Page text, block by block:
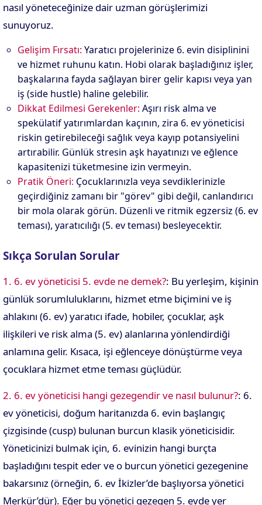
nasıl yöneteceğinize dair uzman görüşlerimizi
sunuyoruz.
Gelişim Fırsatı: Yaratıcı projelerinize 6. evin disiplinini
ve hizmet ruhunu katın. Hobi olarak başladığınız işler,
başkalarına fayda sağlayan birer gelir kapısı veya yan
iş (side hustle) haline gelebilir.
Dikkat Edilmesi Gerekenler: Aşırı risk alma ve
spekülatif yatırımlardan kaçının, zira 6. ev yöneticisi
riskin getirebileceği sağlık veya kayıp potansiyelini
artırabilir. Günlük stresin aşk hayatınızı ve eğlence
kapasitenizi tüketmesine izin vermeyin.
Pratik Öneri: Çocuklarınızla veya sevdiklerinizle
geçirdiğiniz zamanı bir "görev" gibi değil, canlandırıcı
bir mola olarak görün. Düzenli ve ritmik egzersiz (6. ev
teması), yaratıcılığı (5. ev teması) besleyecektir.
Sıkça Sorulan Sorular
1. 6. ev yöneticisi 5. evde ne demek?: Bu yerleşim, kişinin
günlük sorumluluklarını, hizmet etme biçimini ve iş
ahlakını (6. ev) yaratıcı ifade, hobiler, çocuklar, aşk
ilişkileri ve risk alma (5. ev) alanlarına yönlendirdiği
anlamına gelir. Kısaca, işi eğlenceye dönüştürme veya
çocuklara hizmet etme teması güçlüdür.
2. 6. ev yöneticisi hangi gezegendir ve nasıl bulunur?: 6.
ev yöneticisi, doğum haritanızda 6. evin başlangıç
çizgisinde (cusp) bulunan burcun klasik yöneticisidir.
Yöneticinizi bulmak için, 6. evinizin hangi burçta
başladığını tespit eder ve o burcun yönetici gezegenine
bakarsınız (örneğin, 6. ev İkizler’de başlıyorsa yönetici
Merkür’dür). Eğer bu yönetici gezegen 5. evde yer